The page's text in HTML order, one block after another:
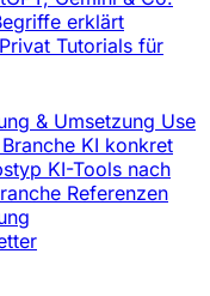
erklärt
Tutorials für
& Umsetzung Use
KI konkret
KI-Tools nach
Referenzen